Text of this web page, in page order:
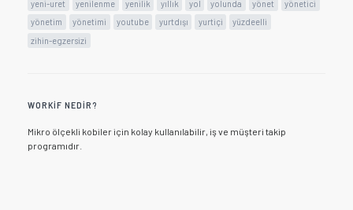
yeni-uret
yenilenme yenilik yıllık yol yolunda yönet
yönetici
yönetim
yönetimi youtube yurtdışı yurtiçi
yüzdeelli
zihin-egzersizi
WORKIF NEDIR?
Mikro ölçekli kobiler için kolay kullanılabilir, iş ve müşteri takip
programıdır.